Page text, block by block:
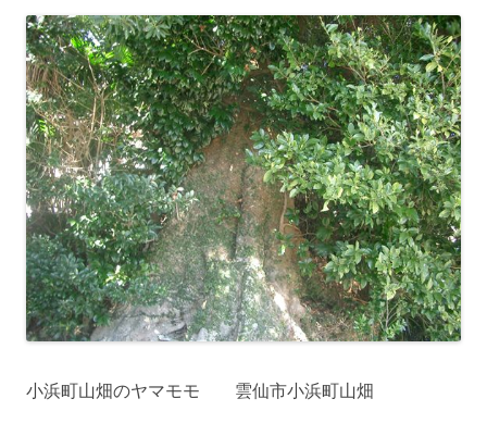
小浜町山畑のヤマモモ 雲仙市小浜町山畑